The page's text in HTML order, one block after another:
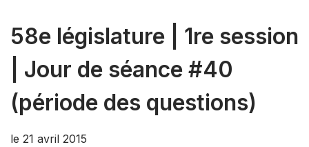
58e législature | 1re session
| Jour de séance #40
(période des questions)
le 21 avril 2015